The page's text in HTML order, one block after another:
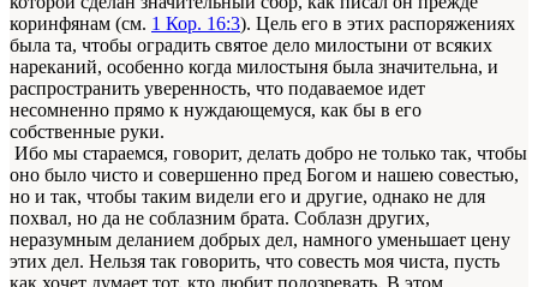
коринфянам (см. 1 Кор. 16:3). Цель его в этих распоряжениях
была та, чтобы оградить святое дело милостыни от всяких
нареканий, особенно когда милостыня была значительна, и
распространить уверенность, что подаваемое идет
несомненно прямо к нуждающемуся, как бы в его
собственные руки.
Ибо мы стараемся, говорит, делать добро не только так, чтобы
оно было чисто и совершенно пред Богом и нашею совестью,
но и так, чтобы таким видели его и другие, однако не для
похвал, но да не соблазним брата. Соблазн других,
неразумным деланием добрых дел, намного уменьшает цену
этих дел. Нельзя так говорить, что совесть моя чиста, пусть